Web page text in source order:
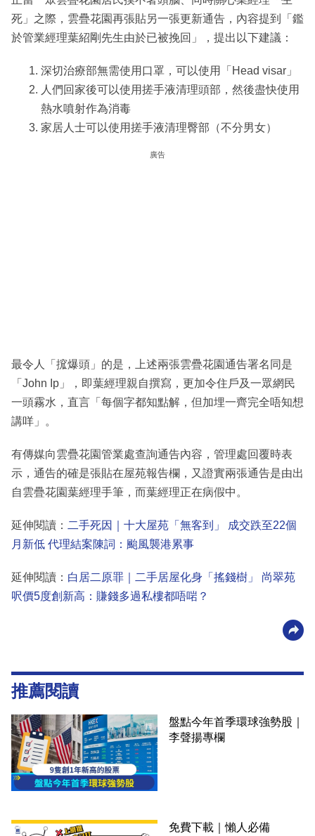
死」之際，雲疊花園再張貼另一張更新通告，內容提到「鑑
於管業經理葉紹剛先生由於已被挽回」，提出以下建議：
深切治療部無需使用口罩，可以使用「Head visar」
人們回家後可以使用搓手液清理頭部，然後盡快使用
熱水噴射作為消毒
家居人士可以使用搓手液清理臀部（不分男女）
廣告
最令人「搲爆頭」的是，上述兩張雲疊花園通告署名同是
「John Ip」，即葉經理親自撰寫，更加令住戶及一眾網民
一頭霧水，直言「每個字都知點解，但加埋一齊完全唔知想
講咩」。
有傳媒向雲疊花園管業處查詢通告內容，管理處回覆時表
示，通告的確是張貼在屋苑報告欄，又證實兩張通告是由出
自雲疊花園葉經理手筆，而葉經理正在病假中。
延伸閱讀： 二手死因｜十大屋苑「無客到」 成交跌至22個
月新低 代理結案陳詞：颱風襲港累事
延伸閱讀： 白居二原罪｜二手居屋化身「搖錢樹」 尚翠苑
呎價5度創新高：賺錢多過私樓都唔啱？
推薦閱讀
盤點今年首季環球強勢股｜
李聲揚專欄
免費下載｜懶人必備